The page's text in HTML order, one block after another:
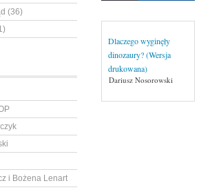
(36)
i Bożena Lenart
Dlaczego wyginęły
dinozaury? (Wersja
drukowana)
Dariusz Nosorowski